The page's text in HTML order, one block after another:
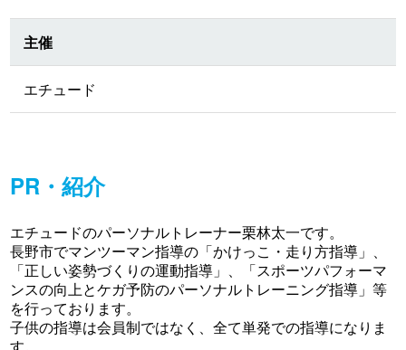
主催
エチュード
PR・紹介
エチュードのパーソナルトレーナー栗林太一です。
長野市でマンツーマン指導の「かけっこ・走り方指導」、
「正しい姿勢づくりの運動指導」、「スポーツパフォーマ
ンスの向上とケガ予防のパーソナルトレーニング指導」等
を行っております。
子供の指導は会員制ではなく、全て単発での指導になりま